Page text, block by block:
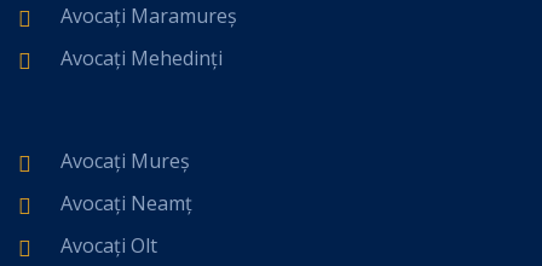
Avocați Maramureș
Avocați Mehedinți
Avocați Mureș
Avocați Neamț
Avocați Olt